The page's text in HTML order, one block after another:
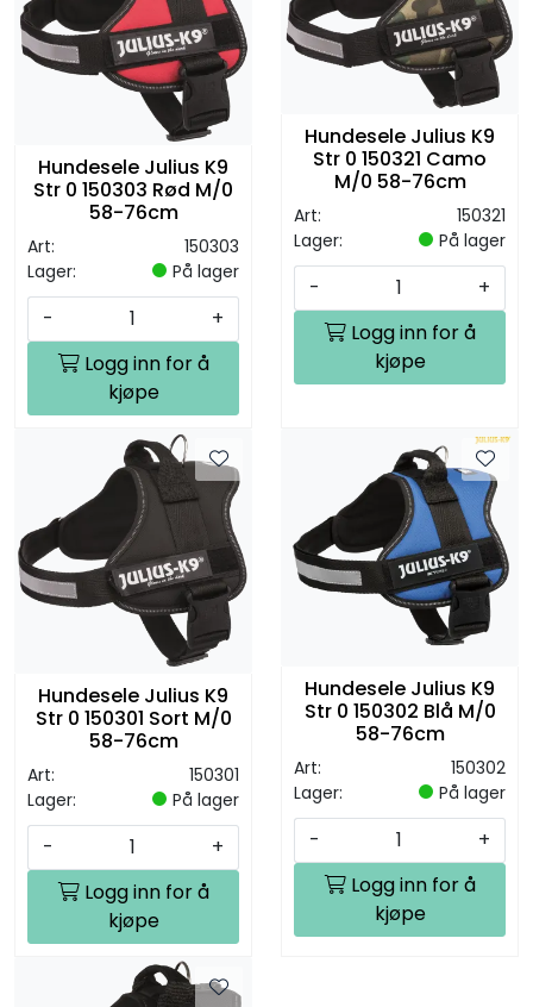
Hundesele Julius K9
Str 0 150303 Rød M/0
58-76cm
Art:
150303
Lager:
På lager
-
+
Logg inn for å
kjøpe
Hundesele Julius K9
Str 0 150321 Camo
M/0 58-76cm
Art:
150321
Lager:
På lager
-
+
Logg inn for å
kjøpe
Hundesele Julius K9
Str 0 150301 Sort M/0
58-76cm
Art:
150301
Lager:
På lager
-
+
Logg inn for å
kjøpe
Hundesele Julius K9
Str 0 150302 Blå M/0
58-76cm
Art:
150302
Lager:
På lager
-
+
Logg inn for å
kjøpe